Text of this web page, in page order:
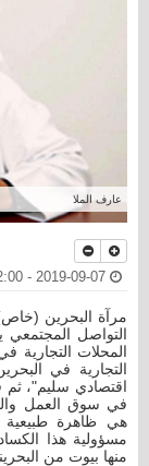
عارف الملا
مرآة البحرين
المحلات
التجارية في
اقتصادي سليم"، ثم
في سوق العمل
هي ظاهرة
مسؤولية هذا
منها بيوت من